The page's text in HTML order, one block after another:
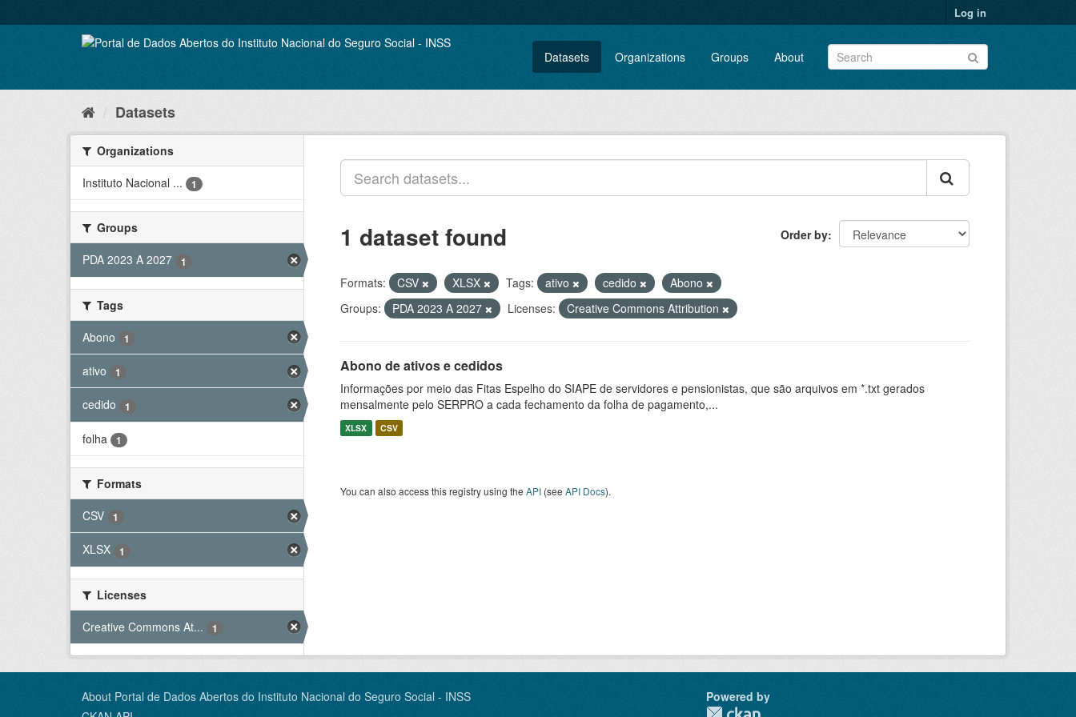
to
Log in
Datasets Organizations Groups About
Datasets
Organizations
Instituto Nacional ...
1
Groups
PDA 2023 A 2027
1
Tags
Abono
1
ativo 1
cedido 1
folha 1
Formats
CSV
1
XLSX 1
Licenses
Creative Commons At...
1
Order by
1 dataset found
Formats: CSV XLSX Tags: ativo cedido
Abono
Groups:
PDA 2023 A 2027 Licenses: Creative Commons Attribution
Abono de ativos e cedidos
Informações por meio das Fitas Espelho do SIAPE de servidores e pensionistas, que são arquivos em *.txt gerados
mensalmente pelo SERPRO a cada fechamento da folha de pagamento,...
XLSX CSV
You can also access this registry using the API (see API Docs).
About Portal de Dados Abertos do Instituto Nacional do Seguro Social - INSS
Powered by